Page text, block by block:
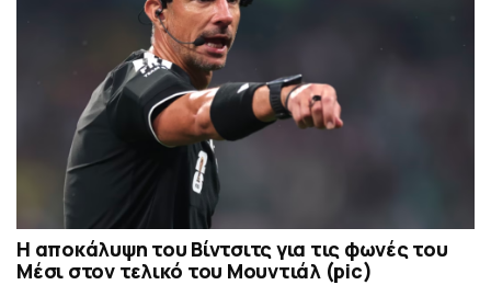
Η αποκάλυψη του Βίντσιτς για τις φωνές του
Μέσι στον τελικό του Μουντιάλ (pic)